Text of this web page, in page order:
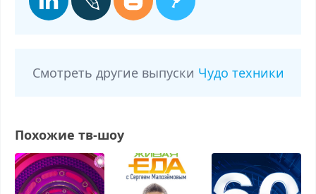
Смотреть другие выпуски Чудо техники
Похожие тв-шоу